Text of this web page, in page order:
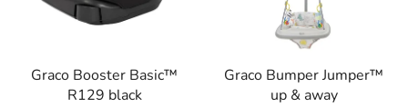
Graco Booster Basic™
R129 black
Graco Bumper Jumper™
up & away